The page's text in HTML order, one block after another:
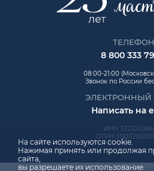
ТЕЛЕФОН
8 800 333
08:00-21:00
Звонок по России
ЭЛЕКТРОННЫЙ
Написать на
ИНН
ОГРН
На сайте используются cookie.
Нажимая принять или продолжая
сайта,
вы разрешаете их использование.